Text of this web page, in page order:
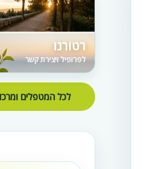
רטורנו
לפרופיל ויצירת קשר
לכל המטפלים